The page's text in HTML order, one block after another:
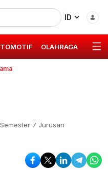
ID
OLAHRAGA GAYA
7 Jurusan